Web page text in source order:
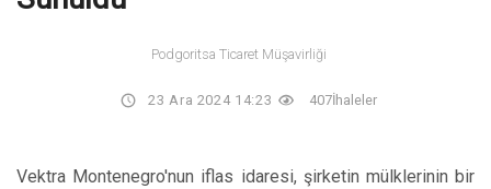
Podgoritsa Ticaret Müşavirliği
23 Ara 2024 14:23 407İhaleler
Vektra Montenegro'nun iflas idaresi, şirketin mülklerinin bir